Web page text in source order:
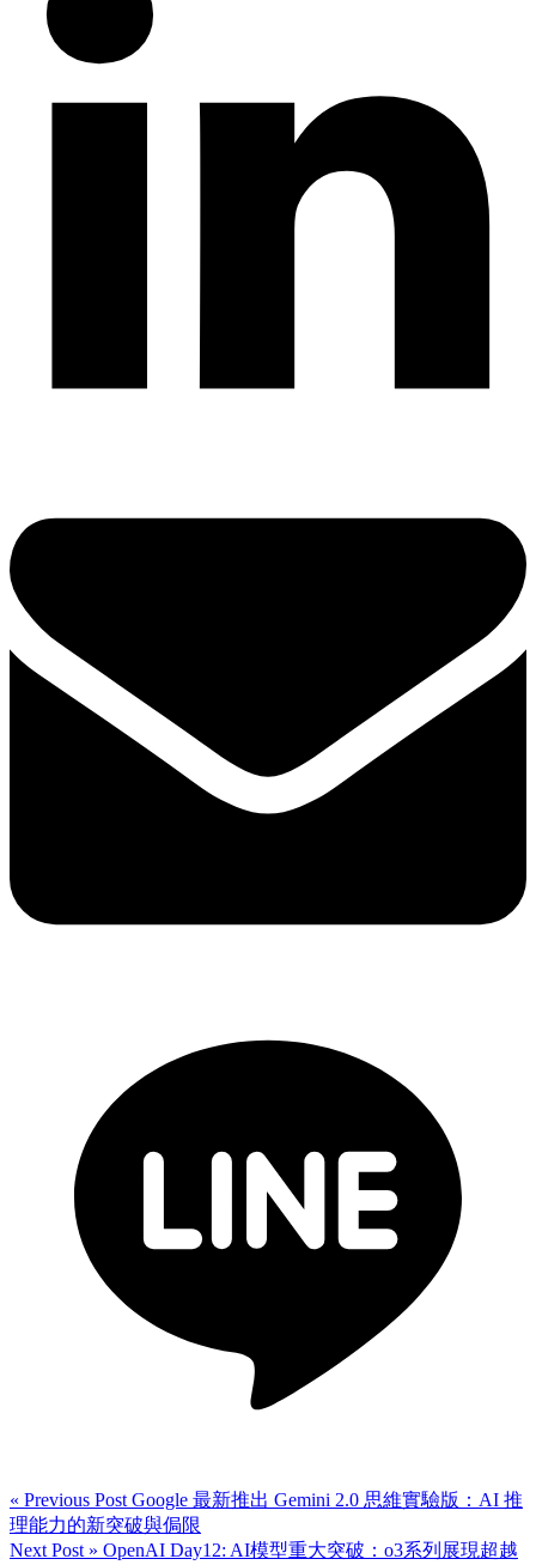
« Previous Post Google 最新推出 Gemini 2.0 思維實驗版：AI 推
理能力的新突破與侷限
Next Post » OpenAI Day12: AI模型重大突破：o3系列展現超越